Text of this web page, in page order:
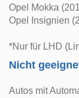
Opel Mokka
Opel Insignien
*Nur für LHD
Nicht
Autos mit